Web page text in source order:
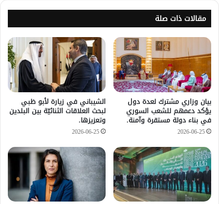
مقالات ذات صلة
بيان وزاري مشترك لعدة دول
يؤكد دعمهم للشعب السوري
في بناء دولة مستقرة وآمنة.
2026-06-25
الشيباني في زيارة لأبو ظبي
لبحث العلاقات الثنائيّة بين البلدين
وتعزيزها.
2026-06-25